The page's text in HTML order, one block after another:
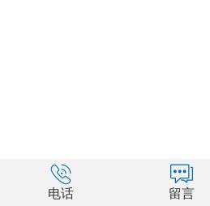
电话 留言